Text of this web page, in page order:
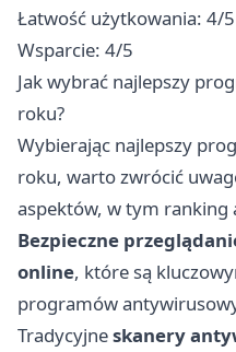
Łatwość użytkowania: 4/5
Wsparcie: 4/5
Jak wybrać najlepszy
roku?
Wybierając najlepszy
roku, warto zwrócić
aspektów, w tym
Bezpieczne
online, które są
programów
Tradycyjneskanery